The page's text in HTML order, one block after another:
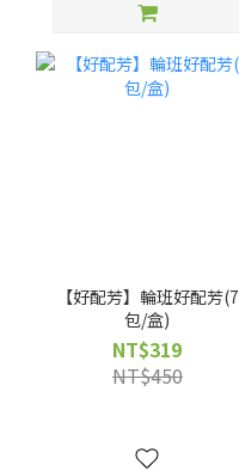
【好配芳】輪班好配芳(7
包/盒)
NT$319
NT$450